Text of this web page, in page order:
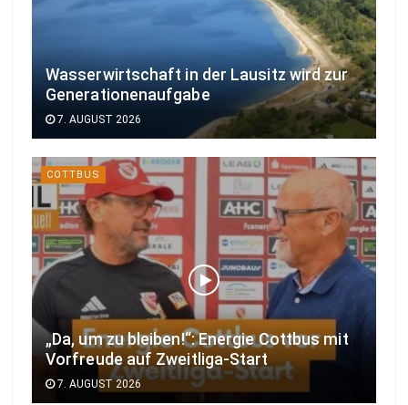
Wasserwirtschaft in der Lausitz wird zur
Generationenaufgabe
7. AUGUST 2026
COTTBUS
„Da, um zu bleiben!“: Energie Cottbus mit
Vorfreude auf Zweitliga-Start
7. AUGUST 2026